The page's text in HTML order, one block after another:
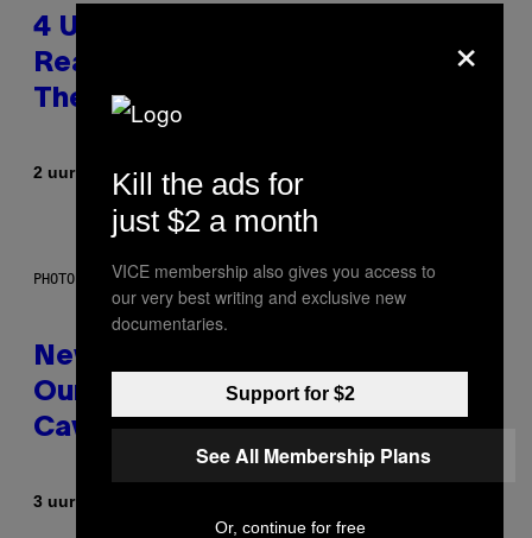
4 Unexpected but Common
Reasons Couples End Up in
Therapy, According to an Expert
2 uur geledenDoor Sammi Caramela
PHOTO: CSA-PRINTSTOCK / GETTY IMAGES
New Study Reveals We Still Pick
Our Friends the Same Way
Cavemen Did
3 uur geleden
×
Kill the ads for
just $2 a month
VICE membership also gives you access to
our very best writing and exclusive new
documentaries.
Support for $2
See All Membership Plans
Or, continue for free